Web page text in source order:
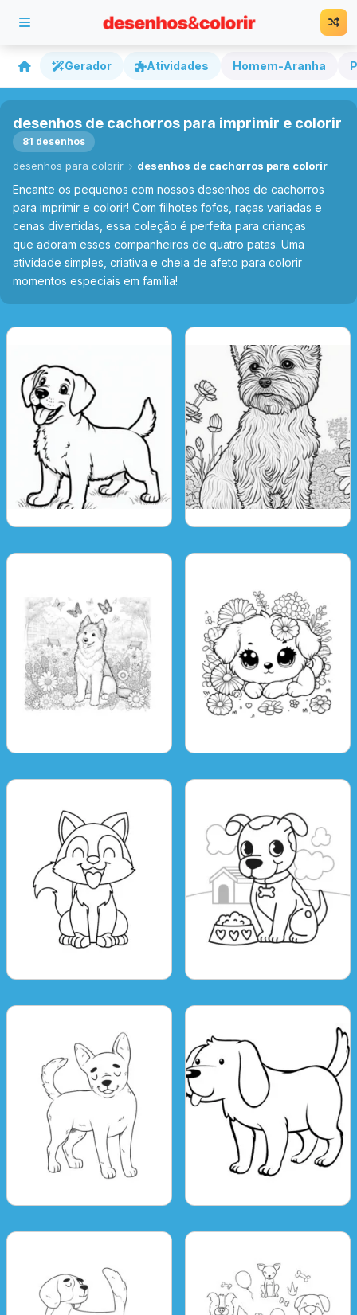
Gerador Atividades Homem-Aranha
desenhos de cachorros para imprimir e colorir
81 desenhos
desenhos para colorir desenhos de cachorros para colorir
Encante os pequenos com nossos desenhos de cachorros
para imprimir e colorir! Com filhotes fofos, raças variadas e
cenas divertidas, essa coleção é perfeita para crianças
que adoram esses companheiros de quatro patas. Uma
atividade simples, criativa e cheia de afeto para colorir
momentos especiais em família!